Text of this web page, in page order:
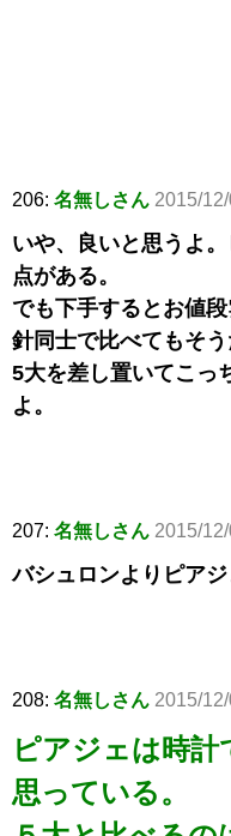
206: 名無しさん 2015/
いや、良いと思うよ
点がある。
でも下手するとお値
針同士で比べてもそう
5大を差し置いてこっ
よ。
207: 名無しさん 2015/
バシュロンよりピアジ
208: 名無しさん 2015/
ピアジェは時計
思っている。